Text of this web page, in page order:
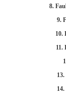
8.
9.
10.
11.